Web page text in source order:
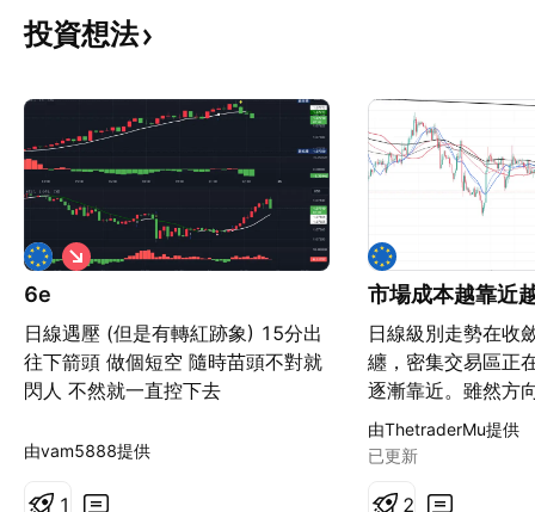
投資想法
6e
日線遇壓 (但是有轉紅跡象) 15分出
往下箭頭 做個短空 隨時苗頭不對就
閃人 不然就一直控下去
看
空
由vam5888提供
1
市場成本越靠近
日線級別走勢在收
纏，密集交易區正
逐漸靠近。雖然方
關注。 我的計畫是
級別走勢偏空的必
共振後價格第一次
由ThetraderMu提供
已更新
2